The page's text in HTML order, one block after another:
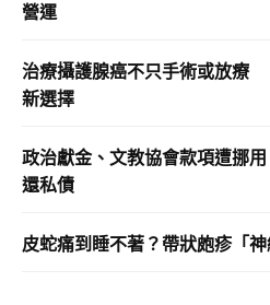
營運
治療攝護腺癌不只手術或放療
新選擇
政治獻金、文教協會款項遭挪
還私債
皮蛇痛到睡不著？帶狀皰疹「